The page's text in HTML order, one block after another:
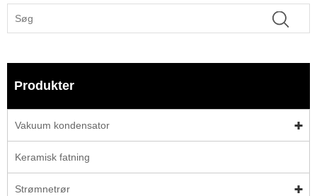
Produkter
Vakuum kondensator
Keramisk fatning
Strømnetrør